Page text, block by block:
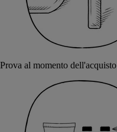
Prova al momento dell'acquisto